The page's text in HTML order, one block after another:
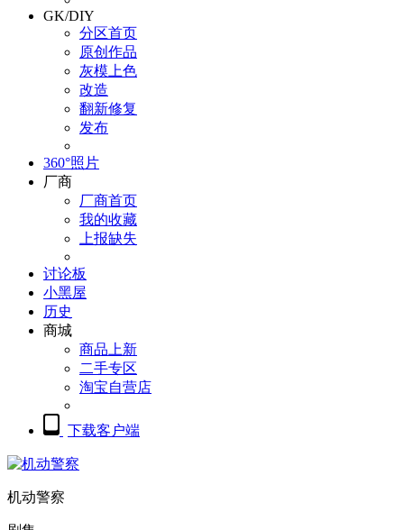
GK/DIY
分区首页
原创作品
灰模上色
改造
翻新修复
发布
360°照片
厂商
厂商首页
我的收藏
上报缺失
讨论板
小黑屋
历史
商城
商品上新
二手专区
淘宝自营店
下载客户端
机动警察